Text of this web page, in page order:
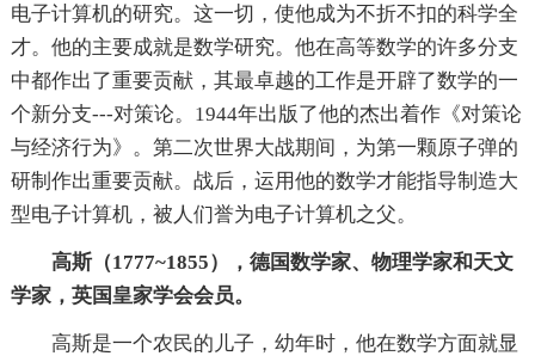
电子计算机的研究。这一切，使他成为不折不扣的科学全
才。他的主要成就是数学研究。他在高等数学的许多分支
中都作出了重要贡献，其最卓越的工作是开辟了数学的一
个新分支---对策论。1944年出版了他的杰出着作《对策论
与经济行为》。第二次世界大战期间，为第一颗原子弹的
研制作出重要贡献。战后，运用他的数学才能指导制造大
型电子计算机，被人们誉为电子计算机之父。
高斯（1777~1855），德国数学家、物理学家和天文
学家，英国皇家学会会员。
高斯是一个农民的儿子，幼年时，他在数学方面就显